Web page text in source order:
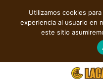
GUMR conecta techno
Utilizamos cookies
experiencia al usuario en
este sitio